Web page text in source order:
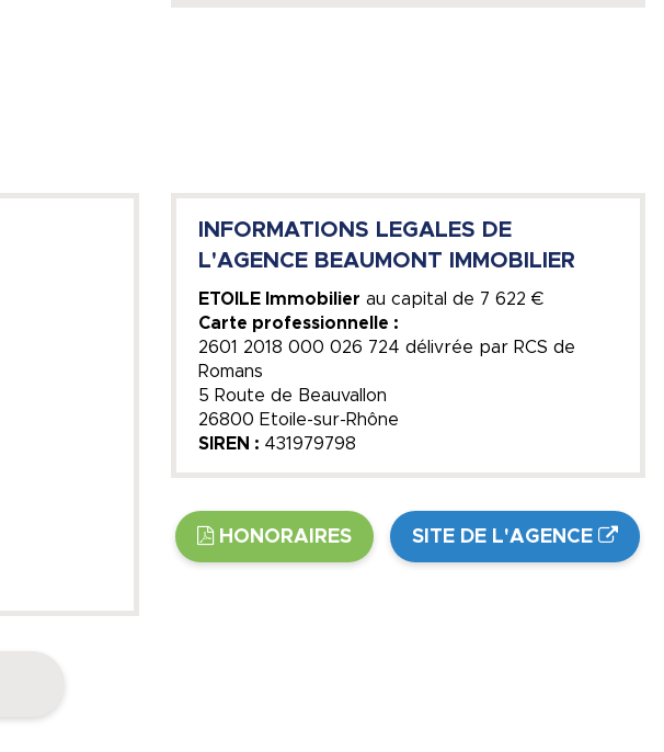
INFORMATIONS LEGALES DE
L'AGENCE BEAUMONT IMMOBILIER
ETOILE Immobilier au capital de 7 622 €
Carte professionnelle :
2601 2018 000 026 724 délivrée par RCS de
Romans
5 Route de Beauvallon
26800 Etoile-sur-Rhône
SIREN : 431979798
HONORAIRES SITE DE L'AGENCE